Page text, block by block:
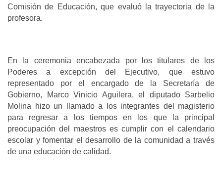
Comisión de Educación, que evaluó la trayectoria de la
profesora.
En la ceremonia encabezada por los titulares de los
Poderes a excepción del Ejecutivo, que estuvo
representado por el encargado de la Secretaría de
Gobierno, Marco Vinicio Aguilera, el diputado Sarbelio
Molina hizo un llamado a los integrantes del magisterio
para regresar a los tiempos en los que la principal
preocupación del maestros es cumplir con el calendario
escolar y fomentar el desarrollo de la comunidad a través
de una educación de calidad.